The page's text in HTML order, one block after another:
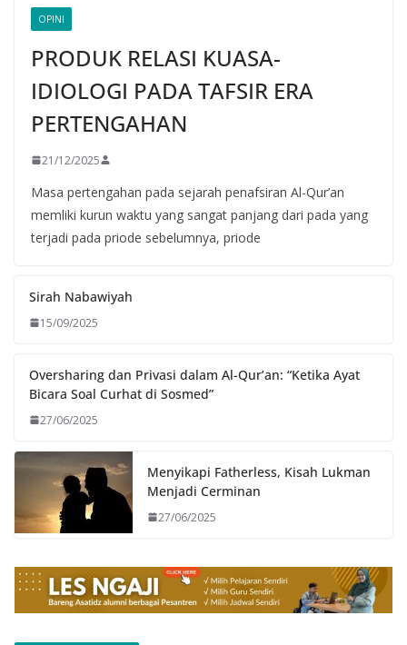
OPINI
PRODUK RELASI KUASA-
IDIOLOGI PADA TAFSIR ERA
PERTENGAHAN
21/12/2025
Masa pertengahan pada sejarah penafsiran Al-Qur’an
memliki kurun waktu yang sangat panjang dari pada yang
terjadi pada priode sebelumnya, priode
Sirah Nabawiyah
15/09/2025
Oversharing dan Privasi dalam Al-Qur’an: “Ketika Ayat
Bicara Soal Curhat di Sosmed”
27/06/2025
Menyikapi Fatherless, Kisah Lukman
Menjadi Cerminan
27/06/2025